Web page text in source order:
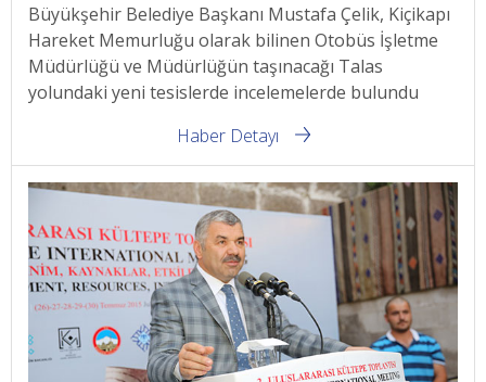
Büyükşehir Belediye Başkanı Mustafa Çelik, Kiçikapı
Hareket Memurluğu olarak bilinen Otobüs İşletme
Müdürlüğü ve Müdürlüğün taşınacağı Talas
yolundaki yeni tesislerde incelemelerde bulundu
Haber Detayı